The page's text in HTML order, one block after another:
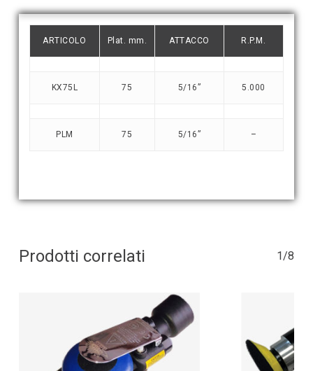
ARTICOLO Plat. mm. ATTACCO R.P.M.
KX75L 75 5/16” 5.000
PLM 75 5/16” –
Prodotti correlati 1/8